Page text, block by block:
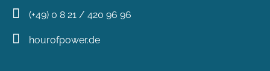
(+49) 0 8 21 / 420 96 96
hourofpower.de